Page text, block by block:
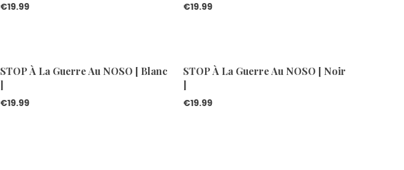
€19.99 €19.99
STOP À La Guerre Au NOSO [ Blanc
]
€19.99
STOP À La Guerre Au NOSO [ Noir
]
€19.99